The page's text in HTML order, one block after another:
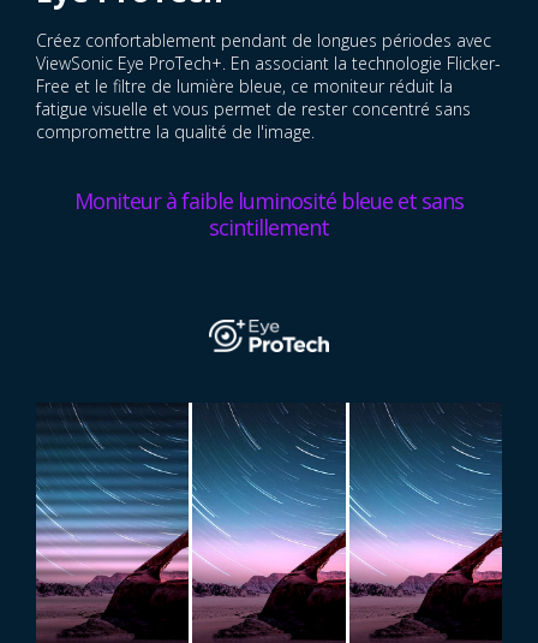
Créez confortablement pendant de longues périodes avec
ViewSonic Eye ProTech+. En associant la technologie Flicker-
Free et le filtre de lumière bleue, ce moniteur réduit la
fatigue visuelle et vous permet de rester concentré sans
compromettre la qualité de l'image.
Moniteur à faible luminosité bleue et sans
scintillement